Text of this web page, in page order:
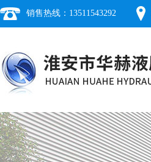
销售热线：13511543292